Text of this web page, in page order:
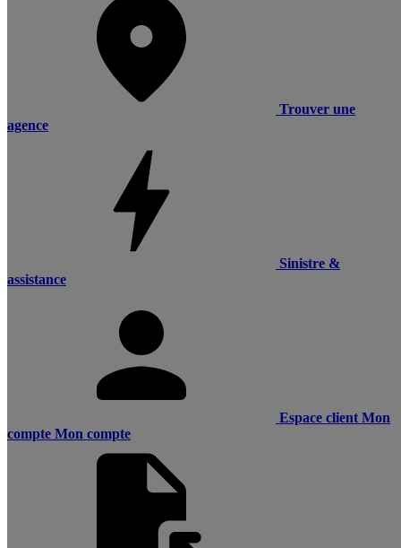
Trouver une
agence
Sinistre &
assistance
Espace client Mon
compte Mon compte